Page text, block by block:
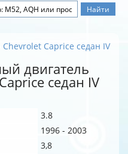
Chevrolet Caprice седан IV
двигатель
седан IV
3.8
1996 - 2003
3,8